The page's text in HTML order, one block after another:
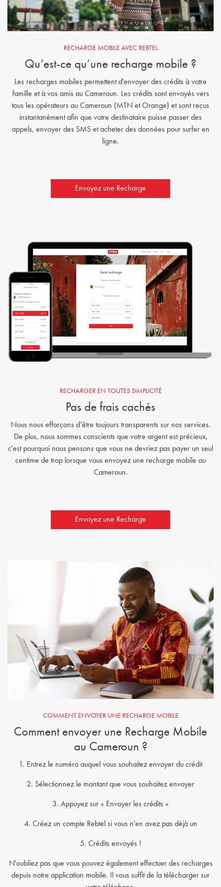
RECHARGE MOBILE AVEC REBTEL
Qu’est-ce qu’une recharge mobile ?
Les recharges mobiles permettent d'envoyer des crédits à votre
famille et à vos amis au Cameroun. Les crédits sont envoyés vers
tous les opérateurs au Cameroun (MTN et Orange) et sont reçus
instantanément afin que votre destinataire puisse passer des
appels, envoyer des SMS et acheter des données pour surfer en
ligne.
Envoyez une Recharge
RECHARGER EN TOUTES SIMPLICITÉ
Pas de frais cachés
Nous nous efforçons d’être toujours transparents sur nos services.
De plus, nous sommes conscients que votre argent est précieux,
c'est pourquoi nous pensons que vous ne devriez pas payer un seul
centime de trop lorsque vous envoyez une recharge mobile au
Cameroun.
Envoyez une Recharge
COMMENT ENVOYER UNE RECHARGE MOBILE
Comment envoyer une Recharge Mobile
au Cameroun ?
1. Entrez le numéro auquel vous souhaitez envoyer du crédit
2. Sélectionnez le montant que vous souhaitez envoyer
3. Appuyez sur « Envoyer les crédits »
4. Créez un compte Rebtel si vous n'en avez pas déjà un
5. Crédits envoyés !
N'oubliez pas que vous pouvez également effectuer des recharges
depuis notre application mobile. Il vous suffit de la télécharger sur